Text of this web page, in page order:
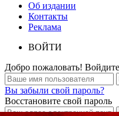
Об издании
Контакты
Реклама
ВОЙТИ
Добро пожаловать!
Вы забыли свой пароль?
Восстановите свой пароль